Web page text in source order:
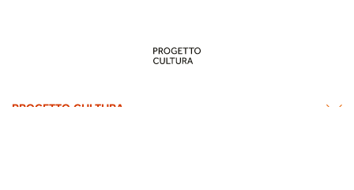
PROGETTO CULTURA